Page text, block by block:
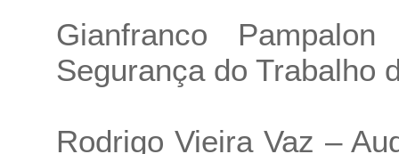
Gianfranco
Segurança do Trabalho
Rodrigo Vieira Vaz –